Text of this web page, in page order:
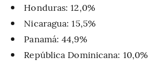
Honduras: 12,0%
Nicaragua: 15,5%
Panamá: 44,9%
República Dominicana: 10,0%